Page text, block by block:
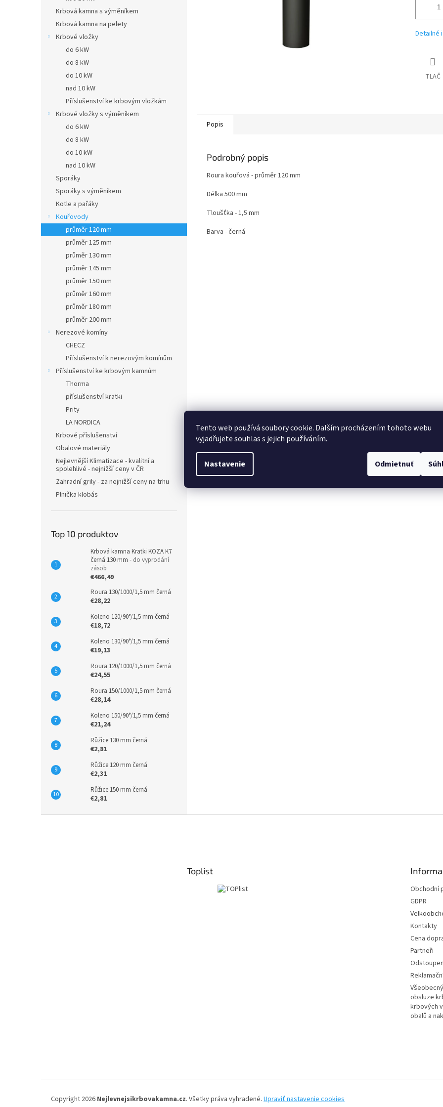
Tento web používá soubory cookie. Dalším procházením tohoto webu
vyjadřujete souhlas s jejich používáním.
Nastavenie Odmietnuť
Krbová kamna s výměníkem
Krbová kamna na pelety
Krbové vložky
do 6 kW
do 8 kW
do 10 kW
nad 10 kW
Příslušenství ke krbovým vložkám
Krbové vložky s výměníkem
do 6 kW
do 8 kW
do 10 kW
nad 10 kW
Sporáky
Sporáky s výměníkem
Kotle a pařáky
Kouřovody
průměr 120 mm
průměr 125 mm
průměr 130 mm
průměr 145 mm
průměr 150 mm
průměr 160 mm
průměr 180 mm
průměr 200 mm
Nerezové komíny
CHECZ
Příslušenství k nerezovým komínům
Příslušenství ke krbovým kamnům
Thorma
příslušenství kratki
Prity
LA NORDICA
Krbové příslušenství
Obalové materiály
Nejlevnější Klimatizace - kvalitní a
spolehlivé - nejnižší ceny v ČR
Zahradní grily - za nejnižší ceny na trhu
Plnička klobás
Top 10 produktov
Krbová kamna Kratki KOZA K7
černá 130 mm - do vyprodání
zásob
€466,49
Roura 130/1000/1,5 mm černá
€28,22
Koleno 120/90°/1,5 mm černá
€18,72
Koleno 130/90°/1,5 mm černá
€19,13
Roura 120/1000/1,5 mm černá
€24,55
Roura 150/1000/1,5 mm černá
€28,14
Koleno 150/90°/1,5 mm černá
€21,24
Růžice 130 mm černá
€2,81
Růžice 120 mm černá
€2,31
Růžice 150 mm černá
€2,81
Detailné
TLAČ
Popis
Podrobný popis
Roura kouřová - průměr 120 mm
Délka 500 mm
Tloušťka - 1,5 mm
Barva - černá
Toplist
Obchodní
GDPR
Kontakty
Cena
Partneři
obsluze
krbových
obalů a
Copyright 2026 Nejlevnejsikrbovakamna.cz. Všetky práva vyhradené. Upraviť nastavenie cookies